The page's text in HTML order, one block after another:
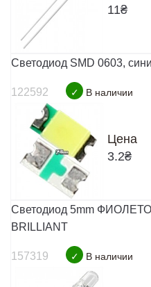
11₴
Светодиод SMD 0603,
122592 ✓ В наличии
Цена
3.2₴
Светодиод 5mm
BRILLIANT
157319 ✓ В наличии